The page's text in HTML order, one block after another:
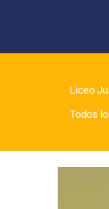
Liceo
Todos